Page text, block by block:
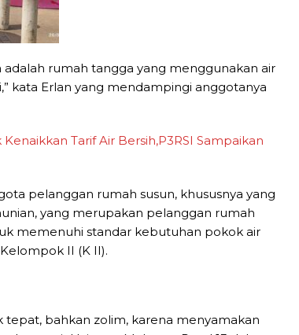
rumah tangga yang menggunakan air
kata Erlan yang mendampingi anggotanya
Tarif Air Bersih,P3RSI Sampaikan
pelanggan rumah susun, khususnya yang
yang merupakan pelanggan rumah
memenuhi standar kebutuhan pokok air
II (K II).
tepat, bahkan zolim, karena menyamakan